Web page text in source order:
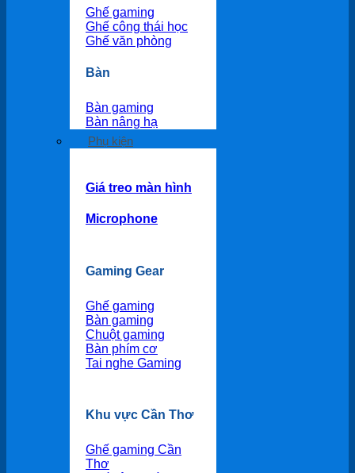
Ghế gaming
Ghế công thái học
Ghế văn phòng
Bàn
Bàn gaming
Bàn nâng hạ
Phụ kiện
Giá treo màn hình
Microphone
Gaming Gear
Ghế gaming
Bàn gaming
Chuột gaming
Bàn phím cơ
Tai nghe Gaming
Khu vực Cần Thơ
Ghế gaming Cần
Thơ